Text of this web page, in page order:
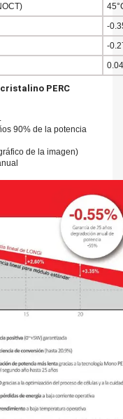
-
-
PERC
90% de la potencia
de la imagen)